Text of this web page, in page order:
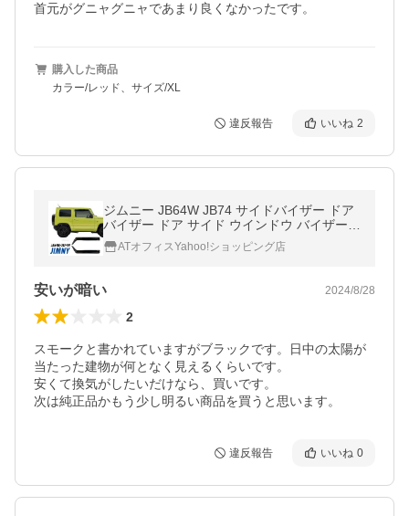
首元がグニャグニャであまり良くなかったです。
購入した商品
カラー/レッド、サイズ/XL
違反報告 いいね 2
ジムニー JB64W JB74 サイドバイザー ドア
バイザー ドア サイド ウインドウ バイザー
スモーク 運転席 助手席 サンバイザー ウィン
ドウ 雨避け 日避け 日除け
ATオフィスYahoo!ショッピング店
安いが暗い 2024/8/28
2
スモークと書かれていますがブラックです。日中の太陽が
当たった建物が何となく見えるくらいです。
安くて換気がしたいだけなら、買いです。
次は純正品かもう少し明るい商品を買うと思います。
違反報告 いいね 0